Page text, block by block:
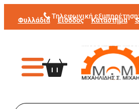
Μετάβαση
στο
Τηλεφωνική εξυπηρέτηση:
Φυλλάδια Είσοδος Κατάστημα